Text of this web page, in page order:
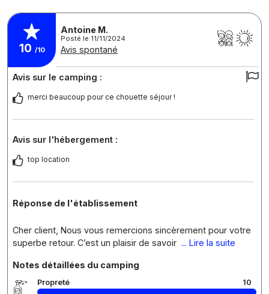
10 /10
Antoine M.
Posté le 11/11/2024
Avis spontané
Avis sur le camping :
merci beaucoup pour ce chouette séjour !
Avis sur l'hébergement :
top location
Réponse de l'établissement
Cher client, Nous vous remercions sincèrement pour votre
superbe retour. C’est un plaisir de savoir ... Lire la suite
Notes détaillées du camping
Propreté 10